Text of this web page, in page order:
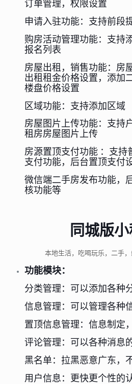
订单管理，权限设置
申请入驻功能：支持前段
购房活动管理功能：支持
报名列表
房屋出租，销售功能：房
出租租金价格设置，添加
楼盘价格设置
区域功能：支持添加区域
房屋图片上传功能：支持
租房房屋图片上传
房源置顶支付功能 ：支持
支付功能，后台置顶支付
微信端二手房发布功能，
核功能等
同城版
本地生活，吃喝玩乐，二手
功能模块：
分类管理：可以添加各种
信息管理：可以管理各种
置顶信息管理：信息制定
评论管理：可以各种消息
黑名单：拉黑恶意广东，
用户信息：更快更个性的